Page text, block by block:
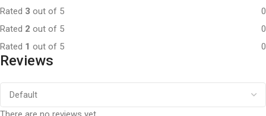
Rated 3 out of 5
0
Rated 2 out of 5
0
Rated 1 out of 5 0
Reviews